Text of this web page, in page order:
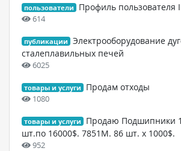
пользователи Профиль пользователя
614
публикации
Электрооборудование
сталеплавильных печей
6025
товары и услуги Продам отходы
1080
товары и услуги
Продаю Подшипники
шт.по 16000$. 7851М. 86 шт. х 1000$.
952